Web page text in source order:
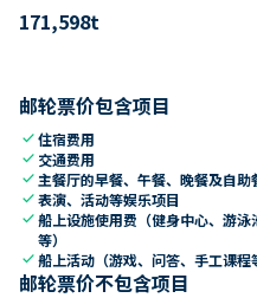
171,598t
邮轮票价包含项目
check住宿费用
check 交通费用
check 主餐厅的早餐、午餐、晚餐及自助
check表演、活动等娱乐项目
check船上设施使用费（健身中心、游
等）
check船上活动（游戏、问答、手工课程
邮轮票价不包含项目